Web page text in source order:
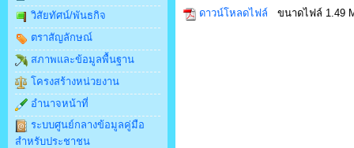
วิสัยทัศน์/พันธกิจ
ตราสัญลักษณ์
สภาพและข้อมูลพื้นฐาน
โครงสร้างหน่วยงาน
อำนาจหน้าที่
ระบบศูนย์กลางข้อมูลคู่มือ
สำหรับประชาชน
ดาวน์โหลดไฟล์ ขนาดไฟล์ 1.49